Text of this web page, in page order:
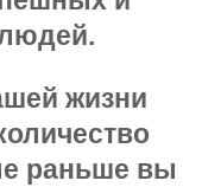
жизни
раньше вы